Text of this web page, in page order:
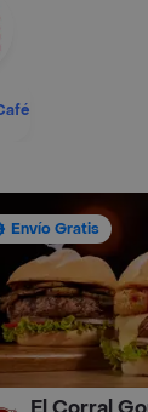
Envío Gratis